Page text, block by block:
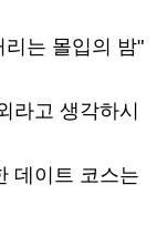
는 몰입의 밤"
라고 생각하시
데이트 코스는